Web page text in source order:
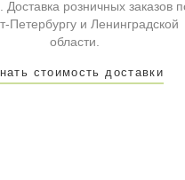
Доставка розничных заказов
Петербургу и Ленинградской
области.
стоимость доставки